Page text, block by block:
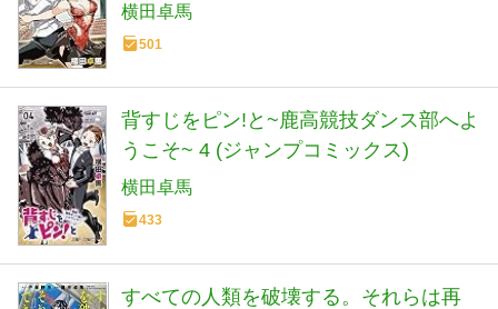
横田卓馬
501
背すじをピン!と~鹿高競技ダンス部へよ
うこそ~ 4 (ジャンプコミックス)
横田卓馬
433
すべての人類を破壊する。それらは再